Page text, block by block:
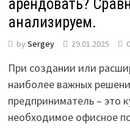
арендовать?
анализируем.
by Sergey 29.01.2025 0
При создании или
наиболее важных
предприниматель – это
необходимое офисное